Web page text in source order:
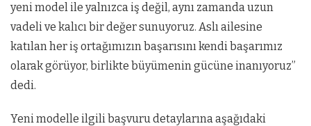
yeni model ile yalnızca iş değil, aynı zamanda uzun
vadeli ve kalıcı bir değer sunuyoruz. Aslı ailesine
katılan her iş ortağımızın başarısını kendi başarımız
olarak görüyor, birlikte büyümenin gücüne inanıyoruz”
dedi.
Yeni modelle ilgili başvuru detaylarına aşağıdaki